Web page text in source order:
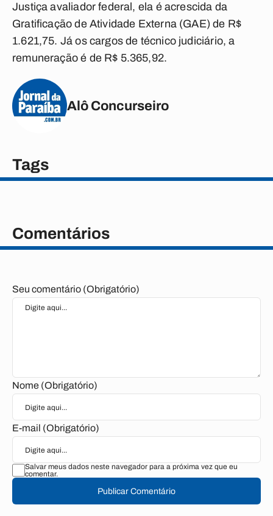
Justiça avaliador federal, ela é acrescida da
Gratificação de Atividade Externa (GAE) de R$
1.621,75. Já os cargos de técnico judiciário, a
remuneração é de R$ 5.365,92.
Alô Concurseiro
Tags
Comentários
Seu comentário (Obrigatório)
Nome (Obrigatório)
E-mail (Obrigatório)
Salvar meus dados neste navegador para a próxima vez que eu
comentar.
Publicar Comentário